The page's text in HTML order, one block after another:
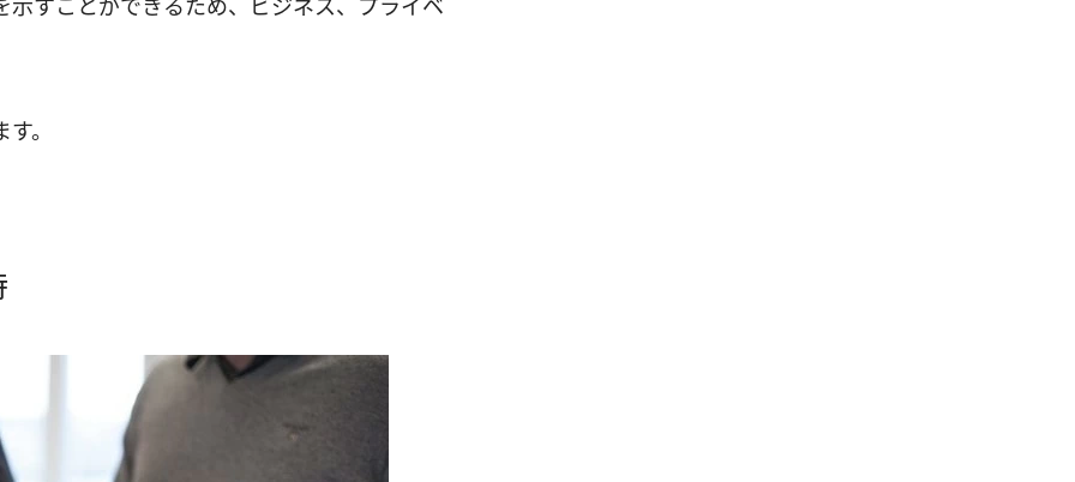
すことができるため、ビジネス、プライベ
。